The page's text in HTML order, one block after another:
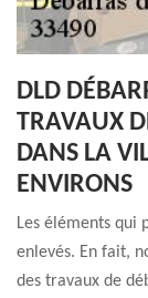
DLD
TRAVAUX
DANS LA
ENVIRONS
Les éléments qui
enlevés. En fait,
des travaux de